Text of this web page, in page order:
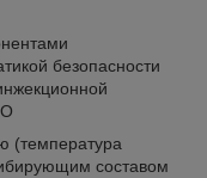
безопасности
(температура
составом